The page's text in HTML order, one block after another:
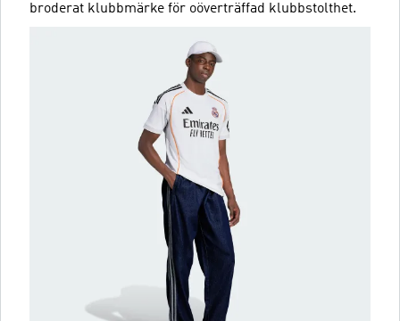
broderat klubbmärke för oöverträffad klubbstolthet.